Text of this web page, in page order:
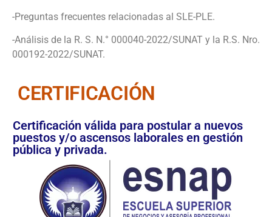
-Preguntas frecuentes relacionadas al SLE-PLE.
-Análisis de la R. S. N.° 000040-2022/SUNAT y la R.S. Nro.
000192-2022/SUNAT.
CERTIFICACIÓN
Certificación válida para postular a nuevos
puestos y/o ascensos laborales en gestión
pública y privada.